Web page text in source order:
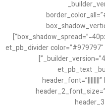
box_shadow_spread=”-40px” box_shadow_color=”rgba(0,0,0,0.4)”]
[/et_pb_image][et_pb_divider
_builder_version=”4.6.1″ max_width=”100px” locked=”off”]
[/